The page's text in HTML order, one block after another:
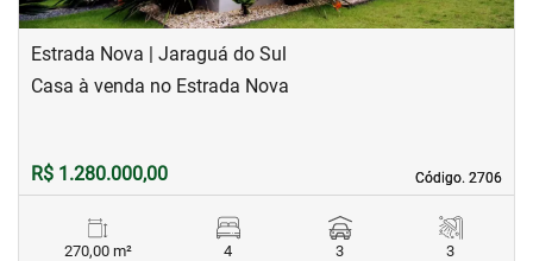
Estrada Nova | Jaraguá do Sul
Código. 2706
Código. 2706
Casa à venda no Estrada Nova
R$ 1.280.000,00
270,00 m²
4
3
3